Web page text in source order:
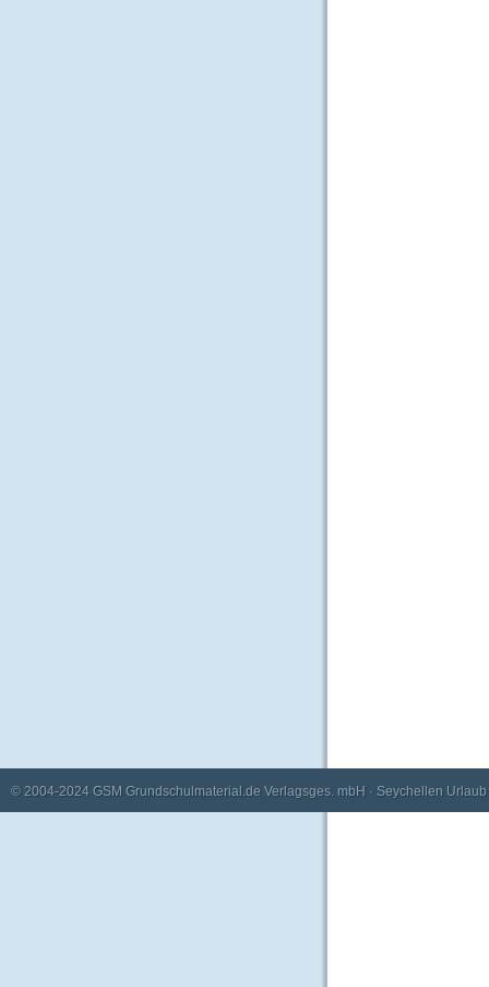
© 2004-2024 GSM Grundschulmaterial.de Verlagsges. mbH · Seychellen Urlaub